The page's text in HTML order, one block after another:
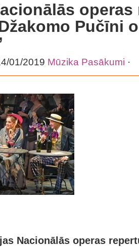
operas
Pučīni
01/2019 Mūzika Pasākumi ·
Nacionālās operas